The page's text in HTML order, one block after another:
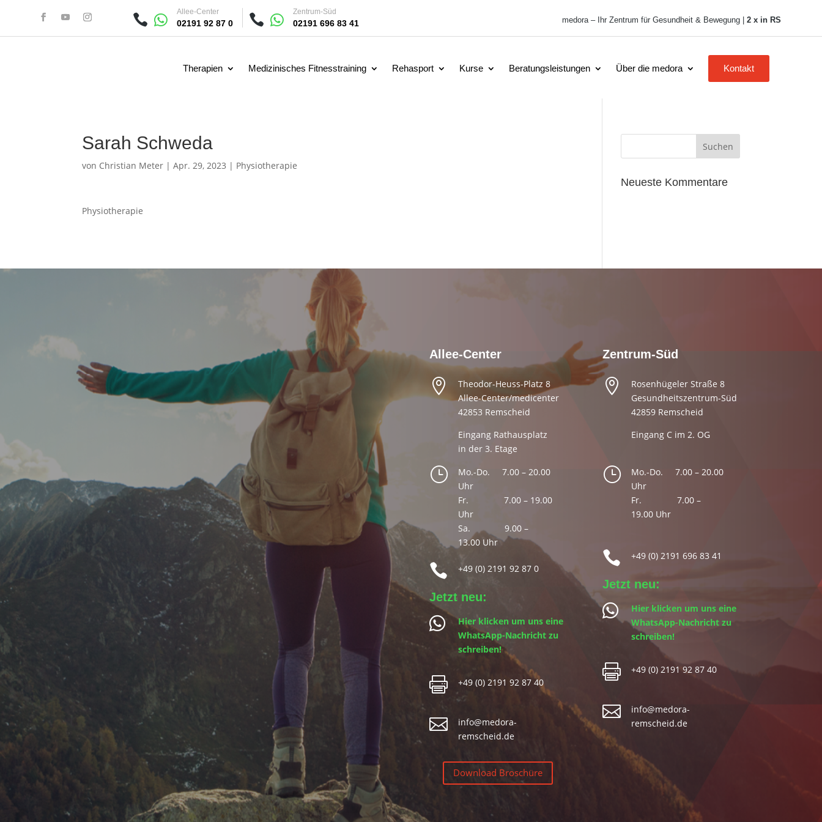
 
Allee-Center
02191 92 87 0  
Zentrum-Süd
02191 696 83 41 medora – Ihr Zentrum für Gesundheit & Bewegung | 2 x in RS
Therapien Medizinisches Fitnesstraining Rehasport Kurse Beratungsleistungen Über die medora Kontakt
Sarah Schweda
von Christian Meter |Apr. 29, 2023 | Physiotherapie
Physiotherapie
Neueste Kommentare
Allee-Center

Theodor-Heuss-Platz 8
Allee-Center/medicenter
42853 Remscheid
Eingang Rathausplatz
in der 3. Etage
}
Mo.-Do. 7.00 – 20.00
Uhr
Fr.
7.00 – 19.00
Uhr
Sa.
⠀ ⠀ 9.00 –
13.00 Uhr
 +49 (0) 2191 92 87 0
Jetzt neu:

Hier klicken um uns eine
WhatsApp-Nachricht zu
schreiben!
 +49 (0) 2191 92 87 40

info@medora-
remscheid.de
Zentrum-Süd

Rosenhügeler Straße 8
Gesundheitszentrum-Süd
42859 Remscheid
Eingang C im 2. OG
}
Mo.-Do. 7.00 – 20.00
Uhr
Fr.
⠀7.00 –
19.00 Uhr
 +49 (0) 2191 696 83 41
Jetzt neu:

Hier klicken um uns eine
WhatsApp-Nachricht zu
schreiben!
 +49 (0) 2191 92 87 40

info@medora-
remscheid.de
Download Broschüre